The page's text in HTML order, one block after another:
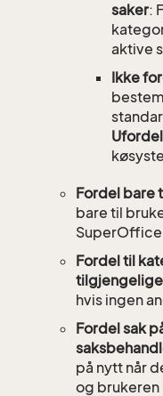
saker:
aktive
Ikke
Fordel bare
bare til
Fordel til
tilgjengelige
hvis ingen
Fordel sak
på nytt når
og